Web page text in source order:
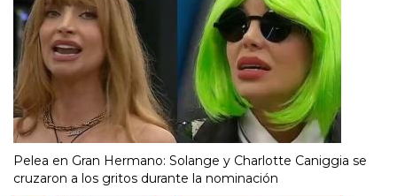
Pelea en Gran Hermano: Solange y Charlotte Caniggia se
cruzaron a los gritos durante la nominación